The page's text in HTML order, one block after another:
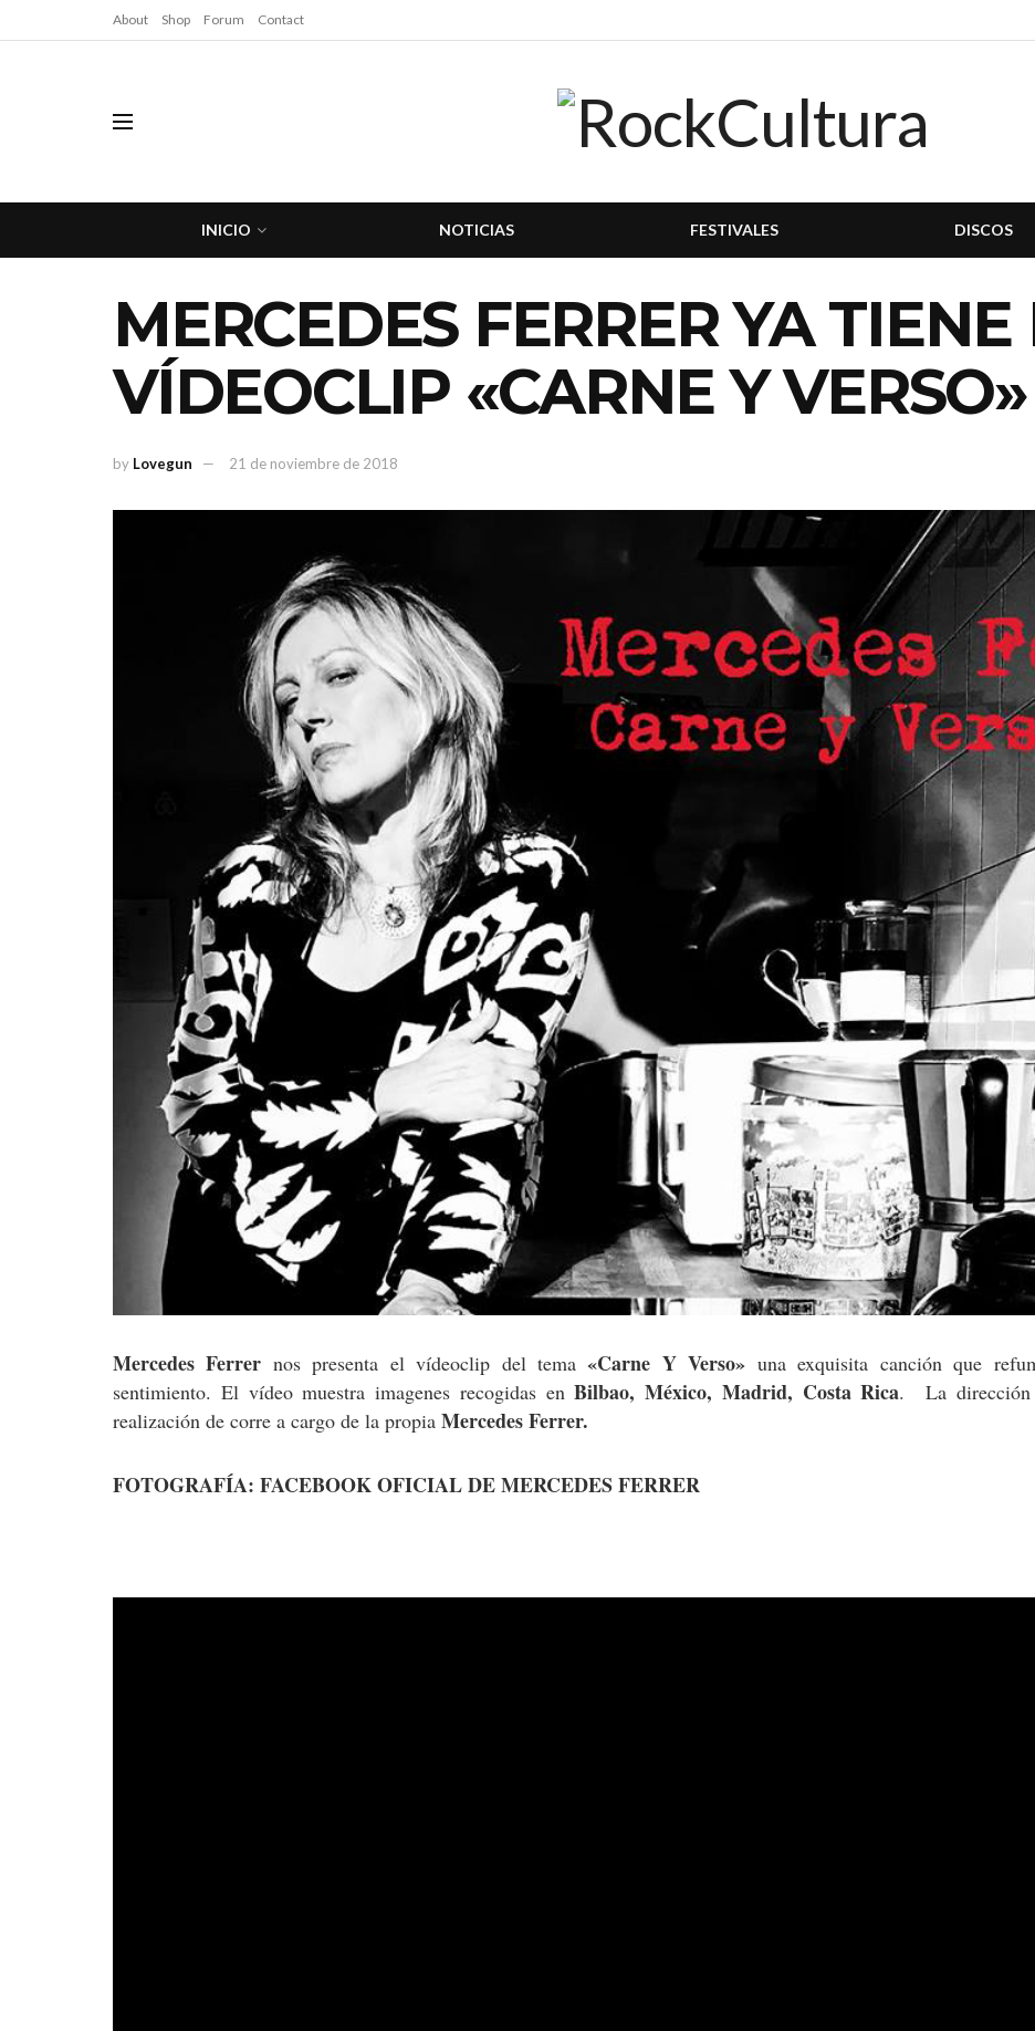
About Shop Forum Contact
INICIO NOTICIAS FESTIVALES DISCOS
MERCEDES FERRER YA
VÍDEOCLIP «CARNE Y VERSO»
by Lovegun 21 de noviembre de 2018
Mercedes Ferrer nos presenta el vídeoclip del tema«Carne Y Verso» una exquisita canción que
sentimiento. El vídeo muestra imagenes recogidas enBilbao, México, Madrid, Costa Rica. La
realización de corre a cargo de la propia Mercedes Ferrer.
FOTOGRAFÍA: FACEBOOK OFICIAL DE MERCEDES FERRER